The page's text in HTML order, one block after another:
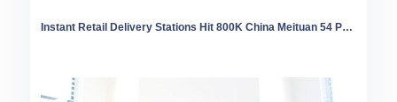
Instant Retail Delivery Stations Hit 800K China Meituan 54 Percent Share County Coverage Leads